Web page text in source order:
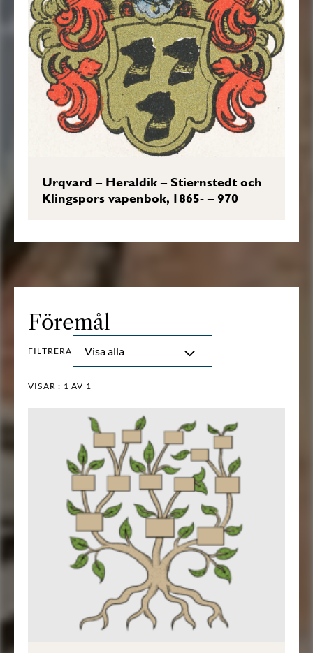
Urqvard – Heraldik – Stiernstedt och
Klingspors vapenbok, 1865- – 970
Föremål
FILTRERA Visa alla
VISAR : 1 AV 1